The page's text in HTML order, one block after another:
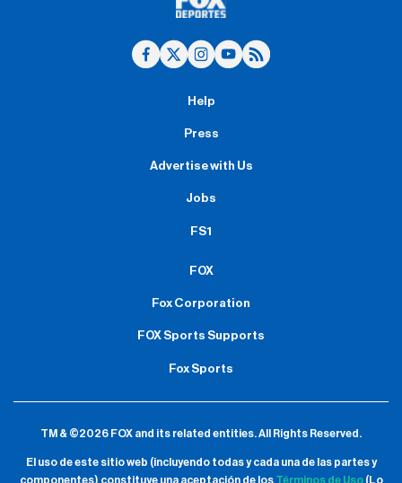
Help
Press
Advertise with Us
Jobs
FS1
FOX
Fox Corporation
FOX Sports Supports
Fox Sports
TM & ©2026 FOX and its related entities.All Rights Reserved.
El uso de este sitio web (incluyendo todas y cada una de las partes y
componentes) constituye una aceptación de los Términos de Uso(Lo